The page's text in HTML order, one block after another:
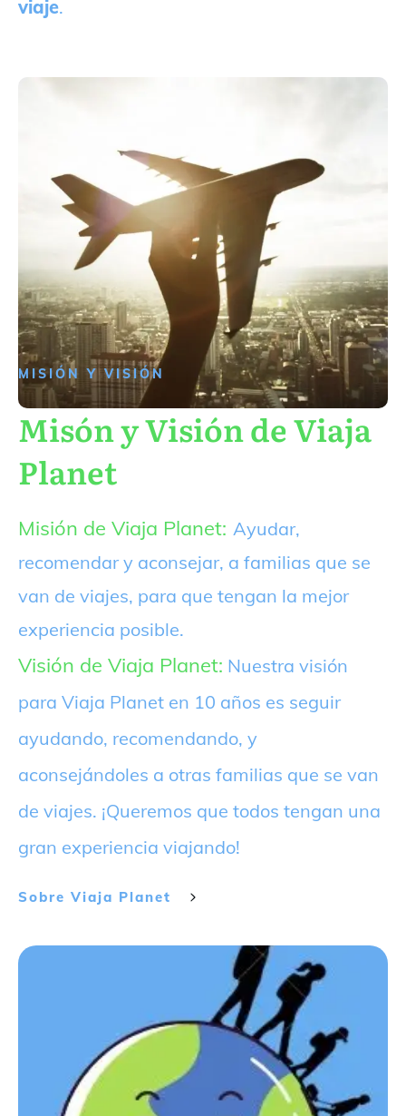
viaje.
MISIÓN Y VISIÓN
Misón y Visión de Viaja
Planet
Misión de Viaja Planet: Ayudar,
recomendar y aconsejar, a familias que se
van de viajes, para que tengan la mejor
experiencia posible.
Visión de Viaja Planet: Nuestra visión
para Viaja Planet en 10 años es seguir
ayudando, recomendando, y
aconsejándoles a otras familias que se van
de viajes. ¡Queremos que todos tengan una
gran experiencia viajando!
Sobre Viaja Planet